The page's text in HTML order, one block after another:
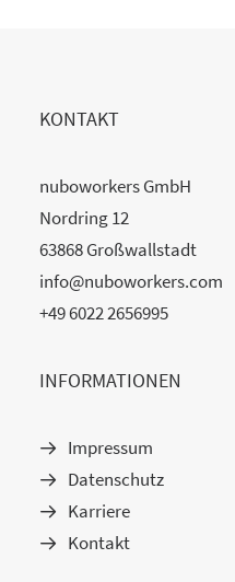
KONTAKT
nuboworkers GmbH
Nordring 12
63868 Großwallstadt
info@nuboworkers.com
+49 6022 2656995
INFORMATIONEN
Impressum
Datenschutz
Karriere
Kontakt